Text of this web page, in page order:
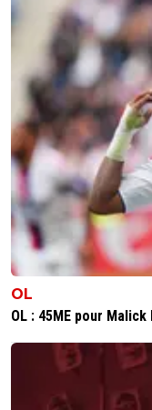
OL
OL : 45ME pour